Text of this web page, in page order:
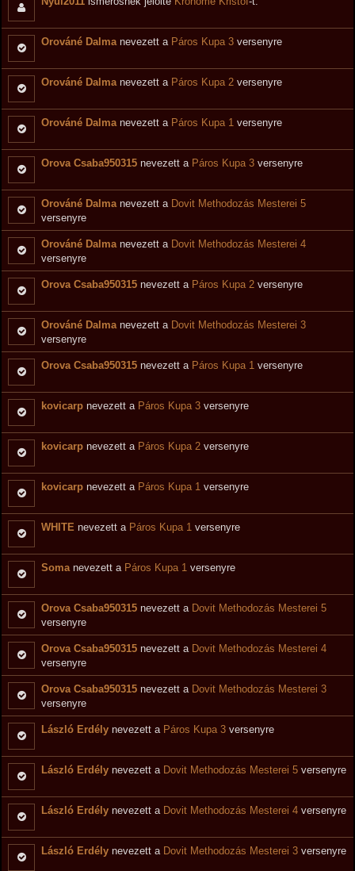
Orováné Dalma nevezett a Páros Kupa 3 versenyre
Orováné Dalma nevezett a Páros Kupa 2 versenyre
Orováné Dalma nevezett a Páros Kupa 1 versenyre
Orova Csaba950315 nevezett a Páros Kupa 3 versenyre
Orováné Dalma nevezett a Dovit Methodozás Mesterei 5
versenyre
Orováné Dalma nevezett a Dovit Methodozás Mesterei 4
versenyre
Orova Csaba950315 nevezett a Páros Kupa 2 versenyre
Orováné Dalma nevezett a Dovit Methodozás Mesterei 3
versenyre
Orova Csaba950315 nevezett a Páros Kupa 1 versenyre
kovicarp nevezett a Páros Kupa 3 versenyre
kovicarp nevezett a Páros Kupa 2 versenyre
kovicarp nevezett a Páros Kupa 1 versenyre
WHITE nevezett a Páros Kupa 1 versenyre
Somanevezett a Páros Kupa 1 versenyre
Orova Csaba950315 nevezett a Dovit Methodozás Mesterei 5
versenyre
Orova Csaba950315 nevezett a Dovit Methodozás Mesterei 4
versenyre
Orova Csaba950315 nevezett a Dovit Methodozás Mesterei 3
versenyre
László Erdély nevezett a Páros Kupa 3 versenyre
László Erdély nevezett a Dovit Methodozás Mesterei 5 versenyre
László Erdély nevezett a Dovit Methodozás Mesterei 4 versenyre
László Erdély nevezett a Dovit Methodozás Mesterei 3 versenyre